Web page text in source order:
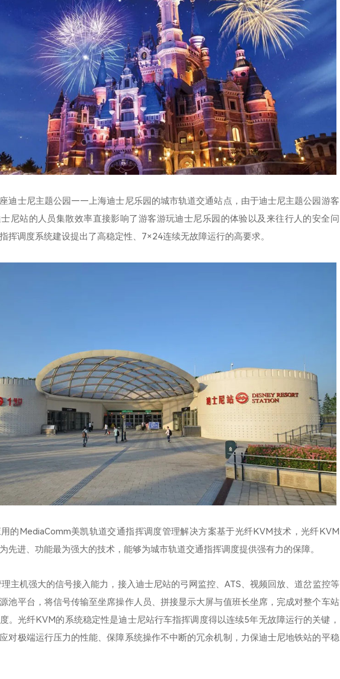
迪士尼主题公园——上海迪士尼乐园的城市轨道交通站点，由于迪士尼主题公园游客
尼站的人员集散效率直接影响了游客游玩迪士尼乐园的体验以及来往行人的安全问
挥调度系统建设提出了高稳定性、7×24连续无故障运行的高要求。
的MediaComm美凯轨道交通指挥调度管理解决方案基于光纤KVM技术，光纤KVM
先进、功能最为强大的技术，能够为城市轨道交通指挥调度提供强有力的保障。
主机强大的信号接入能力，接入迪士尼站的弓网监控、ATS、视频回放、道岔监控等
池平台，将信号传输至坐席操作人员、拼接显示大屏与值班长坐席，完成对整个车站
。光纤KVM的系统稳定性是迪士尼站行车指挥调度得以连续5年无故障运行的关键，
对极端运行压力的性能、保障系统操作不中断的冗余机制，力保迪士尼地铁站的平稳